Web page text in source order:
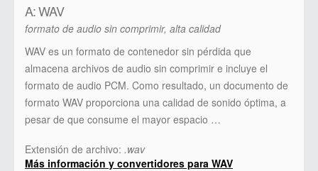
A: WAV
formato de audio sin comprimir, alta calidad
WAV es un formato de contenedor sin pérdida que
almacena archivos de audio sin comprimir e incluye el
formato de audio PCM. Como resultado, un documento de
formato WAV proporciona una calidad de sonido óptima, a
pesar de que consume el mayor espacio …
Extensión de archivo: .wav
Más información y convertidores para WAV